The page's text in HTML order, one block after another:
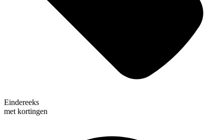
Eindereeks
met kortingen